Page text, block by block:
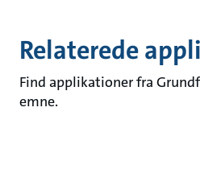
Relaterede
Find applikationer fra
emne.